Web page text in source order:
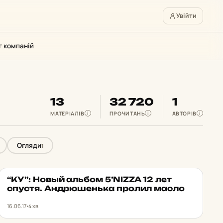
Увійти
компаній
13
МАТЕРІАЛІВ i
32 720
ПРОЧИТАНЬ i
1
АВТОРІВ i
Огляди1
ЗНАМЕНИТІ ЖИТЕЛІ ★ ОБРАНЕ
“КУ”: Новый альбом 5’NIZZA 12 лет
спустя. Ан­дрю­шень­ка пролил масло
16.06.17 4 хв